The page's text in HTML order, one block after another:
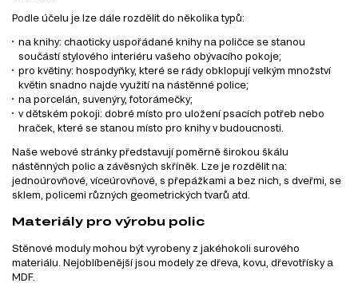
Podle účelu je lze dále rozdělit do několika typů:
na knihy: chaoticky uspořádané knihy na poličce se stanou
součástí stylového interiéru vašeho obývacího pokoje;
pro květiny: hospodyňky, které se rády obklopují velkým množství
květin snadno najde využití na nástěnné police;
na porcelán, suvenýry, fotorámečky;
v dětském pokoji: dobré místo pro uložení psacích potřeb nebo
hraček, které se stanou místo pro knihy v budoucnosti.
Naše webové stránky představují poměrně širokou škálu
nástěnných polic a závěsných skříněk. Lze je rozdělit na:
jednoúrovňové, víceúrovňové, s přepážkami a bez nich, s dveřmi, se
sklem, policemi různých geometrických tvarů atd.
Materiály pro výrobu polic
Stěnové moduly mohou být vyrobeny z jakéhokoli surového
materiálu. Nejoblíbenější jsou modely ze dřeva, kovu, dřevotřísky a
MDF.